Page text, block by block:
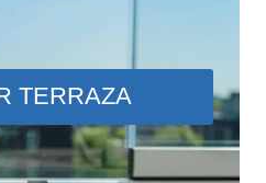
TERRAZA